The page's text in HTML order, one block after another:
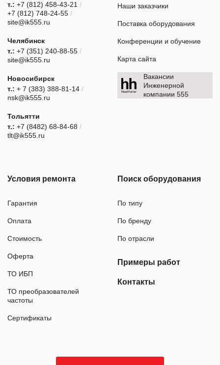
т.: +7 (812) 458-43-21 /
+7 (812) 748-24-55 /
site@ik555.ru
Челябинск
т.: +7 (351) 240-88-55 /
site@ik555.ru
Новосибирск
т.: + 7 (383) 388-81-14 /
nsk@ik555.ru
Тольятти
т.: +7 (8482) 68-84-68 /
tlt@ik555.ru
Наши заказчики
Поставка оборудования
Конференции и обучение
Карта сайта
Вакансии
Инженерной
компании 555
Условия ремонта
Гарантия
Оплата
Стоимость
Оферта
ТО ИБП
ТО преобразователей
частоты
Сертификаты
Поиск оборудования
По типу
По бренду
По отрасли
Примеры работ
Контакты